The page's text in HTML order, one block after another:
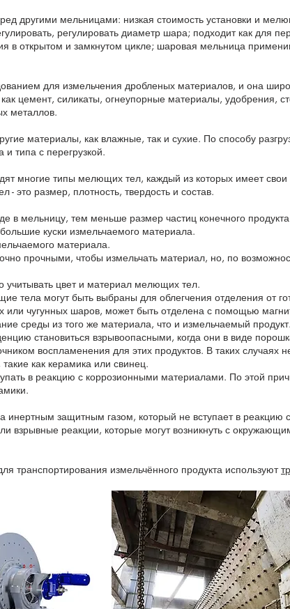
другими мельницами: низкая стоимость установки и
регулировать диаметр шара; подходит как для
в открытом и замкнутом цикле; шаровая мельница
для измельчения дробленых материалов, и она
цемент, силикаты, огнеупорные материалы, удобрения,
металлов.
материалы, как влажные, так и сухие. По способу
типа с перегрузкой.
многие типы мелющих тел, каждый из которых имеет свои
это размер, плотность, твердость и состав.
в мельницу, тем меньше размер частиц конечного
куски измельчаемого материала.
материала.
прочными, чтобы измельчать материал, но, по
учитывать цвет и материал мелющих тел.
тела могут быть выбраны для облегчения отделения от
или чугунных шаров, может быть отделена с помощью
среды из того же материала, что и измельчаемый продукт.
становиться взрывоопасными, когда они в виде
воспламенения для этих продуктов. В таких случаях
как керамика или свинец.
в реакцию с коррозионными материалами. По этой
инертным защитным газом, который не вступает в реакцию
взрывные реакции, которые могут возникнуть с
транспортирования измельчённого продукта используют